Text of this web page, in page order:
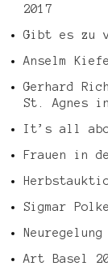
2017
Gibt es zu
Anselm
Gerhard
St. Agnes
It’s all
Frauen in
Sigmar
Art Basel